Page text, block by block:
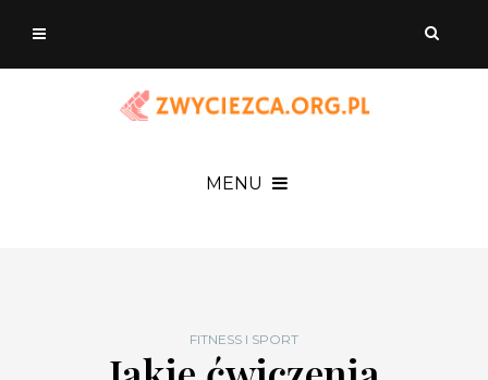
MENU
FITNESS I SPORT